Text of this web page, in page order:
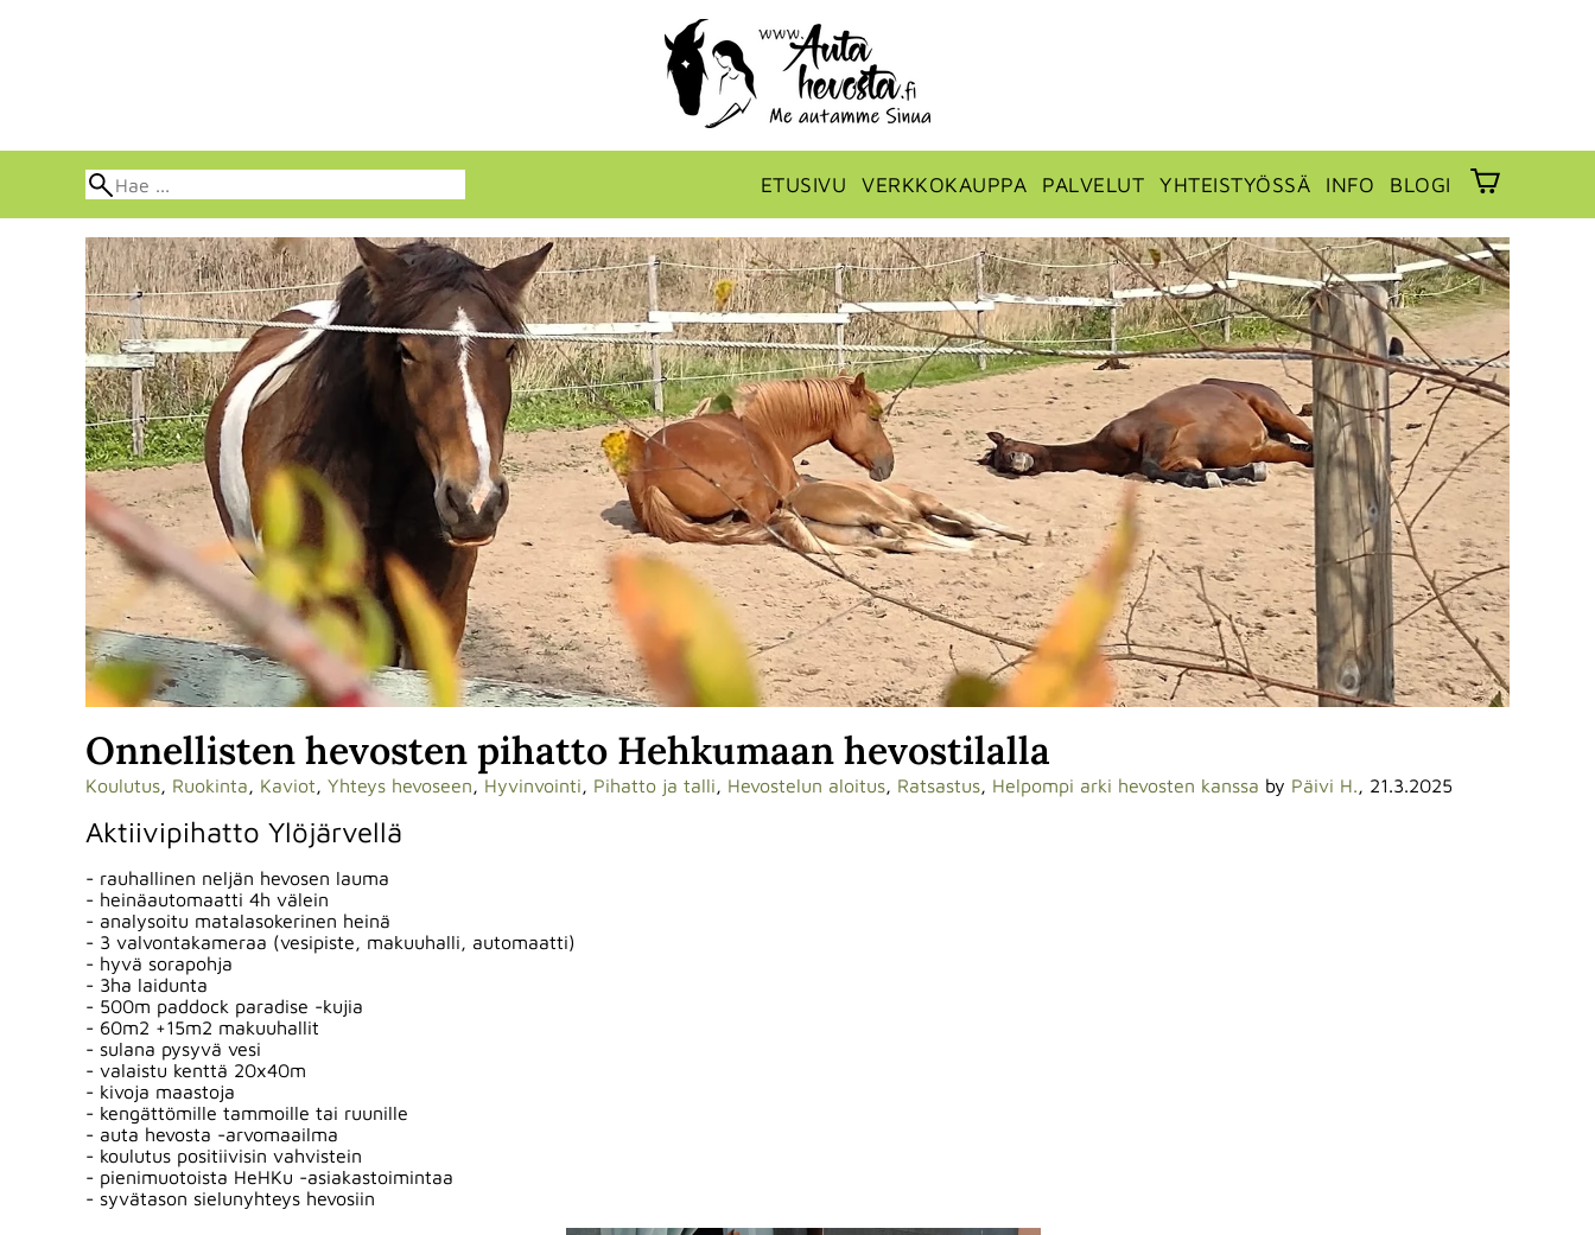
ETUSIVU VERKKOKAUPPA PALVELUT YHTEISTYÖSSÄ INFO BLOGI
Onnellisten hevosten pihatto Hehkumaan hevostilalla
Koulutus, Ruokinta, Kaviot, Yhteys hevoseen, Hyvinvointi, Pihatto ja talli, Hevostelun aloitus, Ratsastus, Helpompi arki hevosten kanssa by Päivi H., 21.3.2025
Aktiivipihatto Ylöjärvellä
- rauhallinen neljän hevosen lauma
- heinäautomaatti 4h välein
- analysoitu matalasokerinen heinä
- 3 valvontakameraa (vesipiste, makuuhalli, automaatti)
- hyvä sorapohja
- 3ha laidunta
- 500m paddock paradise -kujia
- 60m2 +15m2 makuuhallit
- sulana pysyvä vesi
- valaistu kenttä 20x40m
- kivoja maastoja
- kengättömille tammoille tai ruunille
- auta hevosta -arvomaailma
- koulutus positiivisin vahvistein
- pienimuotoista HeHKu -asiakastoimintaa
- syvätason sielunyhteys hevosiin